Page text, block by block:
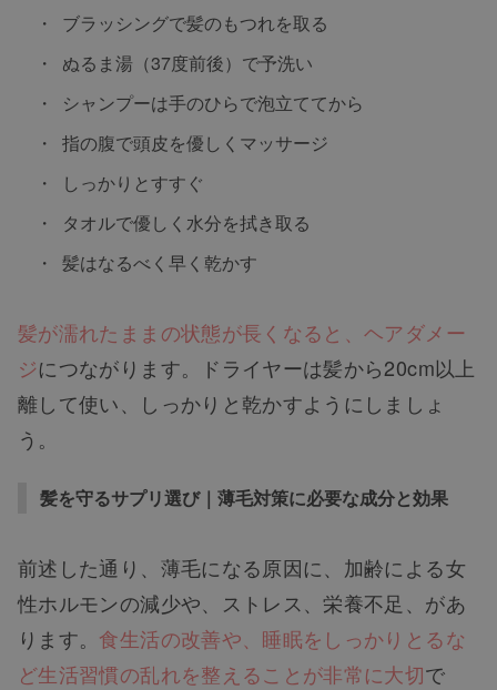
ブラッシングで髪のもつれを取る
ぬるま湯（37度前後）で予洗い
シャンプーは手のひらで泡立ててから
指の腹で頭皮を優しくマッサージ
しっかりとすすぐ
タオルで優しく水分を拭き取る
髪はなるべく早く乾かす
髪が濡れたままの状態が長くなると、ヘアダメー
ジにつながります。ドライヤーは髪から20cm以上
離して使い、しっかりと乾かすようにしましょ
う。
髪を守るサプリ選び｜薄毛対策に必要な成分と効果
前述した通り、薄毛になる原因に、加齢による女
性ホルモンの減少や、ストレス、栄養不足、があ
ります。 食生活の改善や、睡眠をしっかりとるな
ど生活習慣の乱れを整えることが非常に大切で